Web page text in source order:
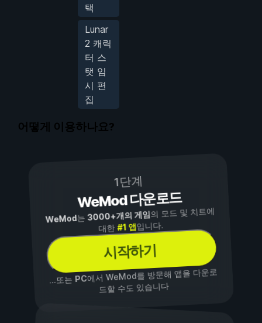
택
Lunar
2 캐릭
터 스
탯 임
시 편
집
어떻게 이용하나요?
1단계
WeMod 다운로드
WeMod는3000+개의 게임의 모드 및 치트에
대한#1 앱입니다.
시작하기
...또는PC에서 WeMod를 방문해 앱을 다운로
드할 수도 있습니다